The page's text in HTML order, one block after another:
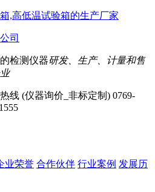
,高低温试验箱的生产厂家
检测仪器研发、生产、计量和售
线 (仪器询价_非标定制) 0769-
业荣誉 合作伙伴 行业案例 发展历